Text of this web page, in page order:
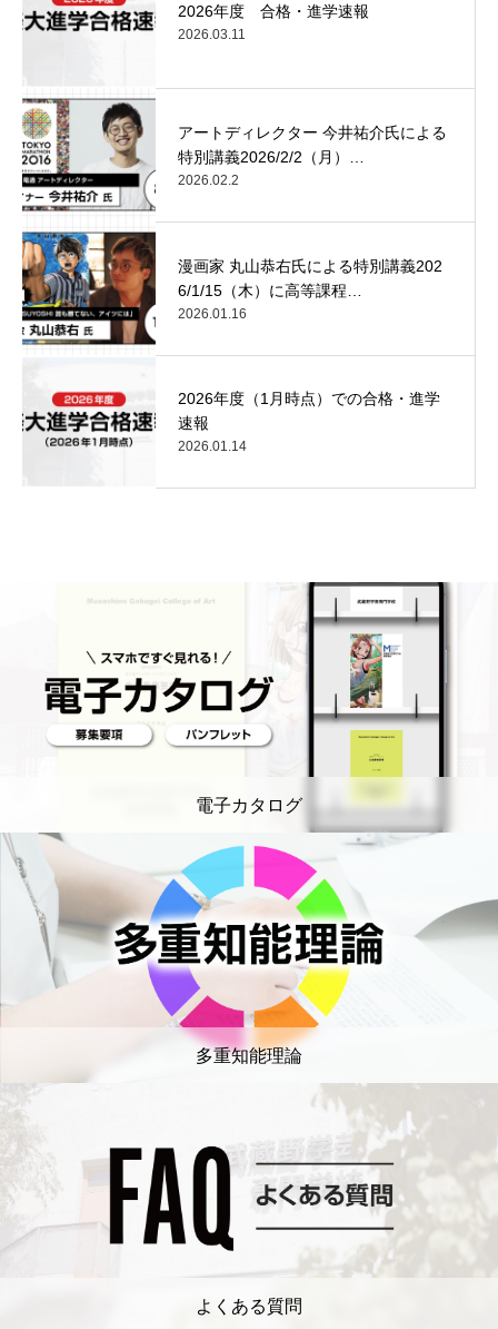
2026年度 合格・進学速報
2026.03.11
アートディレクター 今井祐介氏による
特別講義2026/2/2（月）…
2026.02.2
漫画家 丸山恭右氏による特別講義202
6/1/15（木）に高等課程…
2026.01.16
2026年度（1月時点）での合格・進学
速報
2026.01.14
電子カタログ
多重知能理論
よくある質問